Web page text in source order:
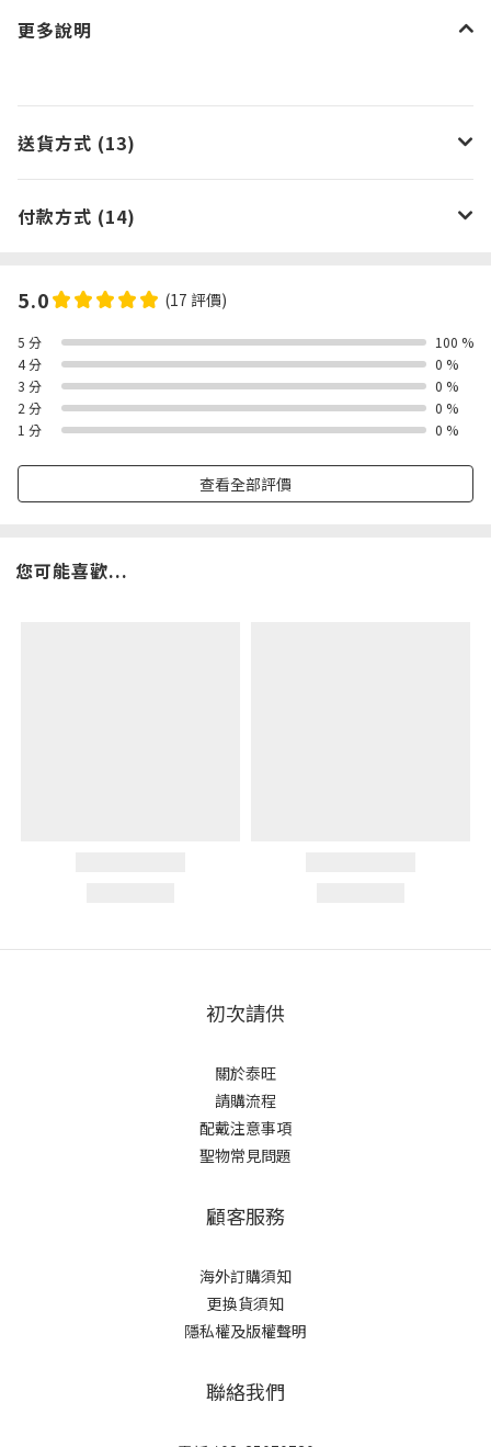
更多說明
送貨方式 (13)
付款方式 (14)
5.0 (17 評價)
5 分
100 %
4 分
0 %
3 分
0 %
2 分
0 %
1 分
0 %
查看全部評價
您可能喜歡...
初次請供
關於泰旺
請購流程
配戴注意事項
聖物常見問題
顧客服務
海外訂購須知
更換貨須知
隱私權及版權聲明
聯絡我們